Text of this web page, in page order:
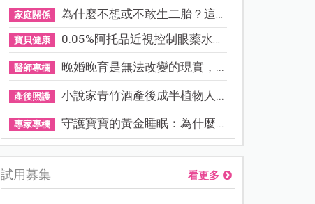
家庭關係 為什麼不想或不敢生二胎？這8...
寶貝健康 0.05%阿托品近視控制眼藥水納...
醫師專欄 晚婚晚育是無法改變的現實，...
產後照護 小說家青竹酒產後成半植物人...
專家專欄 守護寶寶的黃金睡眠：為什麼...
試用募集 看更多